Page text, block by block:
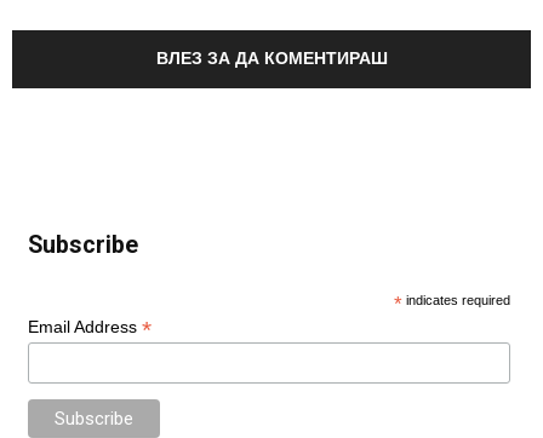
ВЛЕЗ ЗА ДА КОМЕНТИРАШ
Subscribe
* indicates required
Email Address *